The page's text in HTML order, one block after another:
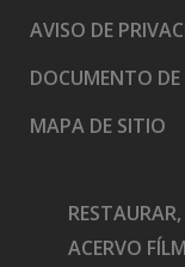
AVISO DE
DOCUMENTO DE
MAPA DE SITIO
ACERVO